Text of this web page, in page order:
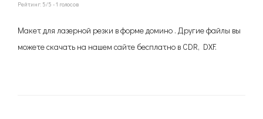
Рейтинг: 5/5 -1 голосов
Макет для лазерной резки в форме домино . Другие файлы вы
можете скачать на нашем сайте бесплатно в CDR, DXF.